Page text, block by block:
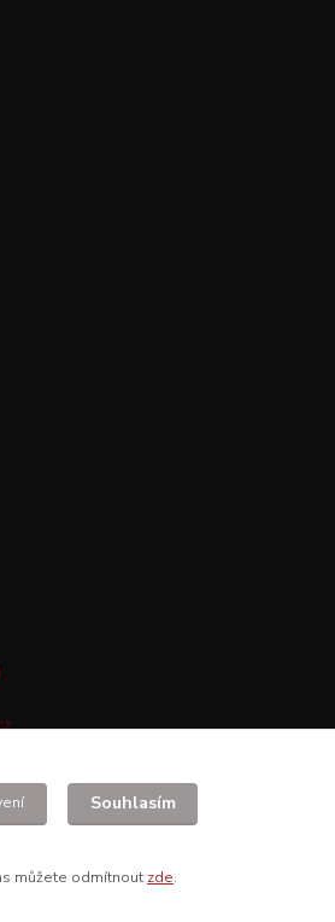
Souhlasím
můžete odmítnout zde.